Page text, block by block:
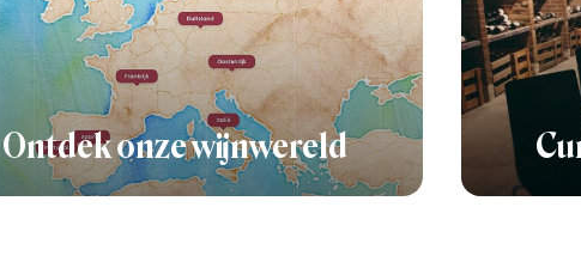
Ontdek onze wijnwereld